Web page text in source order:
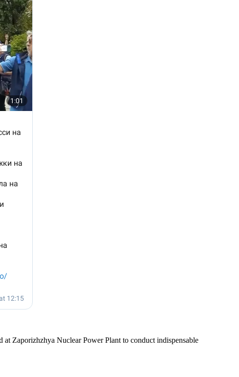
at Zaporizhzhya Nuclear Power Plant to conduct indispensable